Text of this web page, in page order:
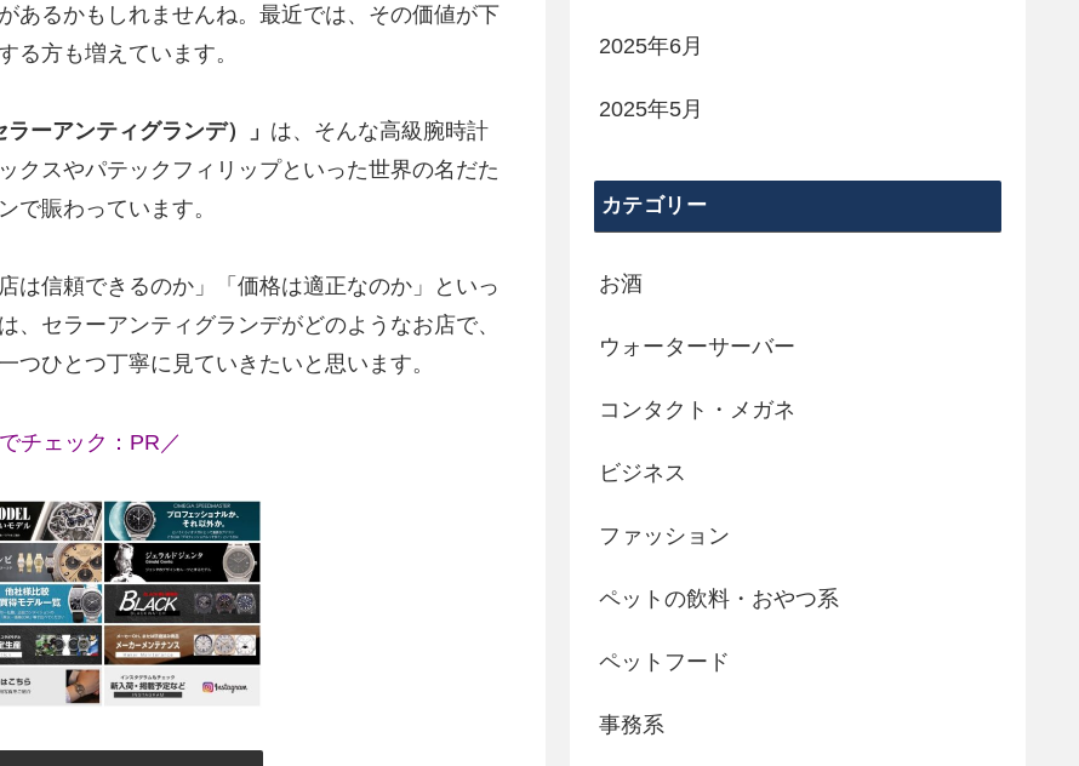
あるかもしれませんね。最近では、その価値が下
る方も増えています。
ーアンティグランデ）」 は、そんな高級腕時計
クスやパテックフィリップといった世界の名だた
で賑わっています。
は信頼できるのか」「価格は適正なのか」といっ
セラーアンティグランデがどのようなお店で、
ひとつ丁寧に見ていきたいと思います。
チェック：PR／
2025年6月
2025年5月
カテゴリー
お酒
ウォーターサーバー
コンタクト・メガネ
ビジネス
ファッション
ペットの飲料・おやつ系
ペットフード
事務系